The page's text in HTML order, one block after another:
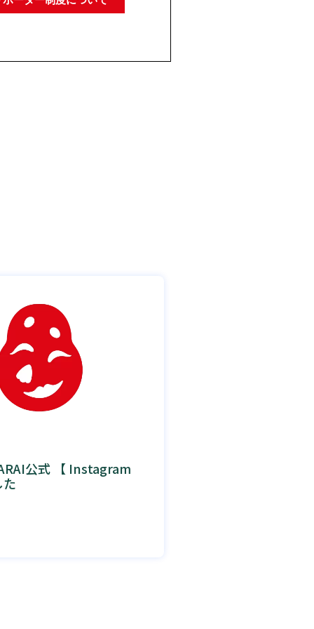
公式 【 Instagram